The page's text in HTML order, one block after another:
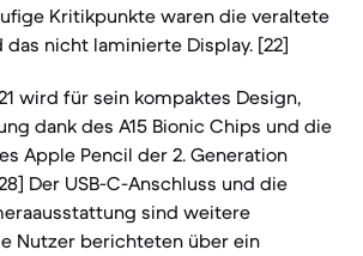
Kritikpunkte waren die veraltete
das nicht laminierte Display. [22]
wird für sein kompaktes Design,
dank des A15 Bionic Chips und die
Apple Pencil der 2. Generation
Der USB-C-Anschluss und die
sind weitere
Nutzer berichteten über ein